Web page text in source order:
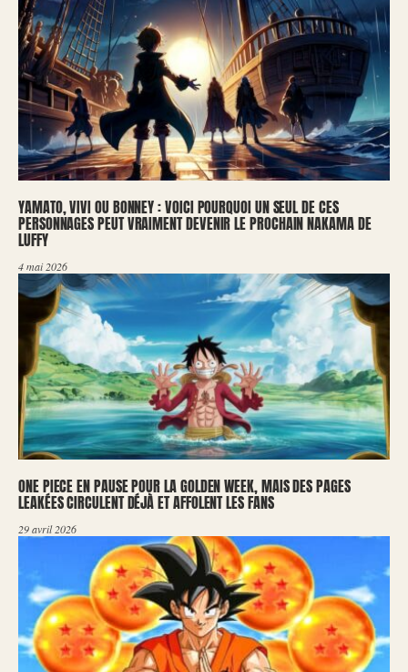
YAMATO, VIVI OU BONNEY : VOICI POURQUOI UN SEUL DE CES
PERSONNAGES PEUT VRAIMENT DEVENIR LE PROCHAIN NAKAMA DE
LUFFY
4 mai 2026
ONE PIECE EN PAUSE POUR LA GOLDEN WEEK, MAIS DES PAGES
LEAKÉES CIRCULENT DÉJÀ ET AFFOLENT LES FANS
29 avril 2026